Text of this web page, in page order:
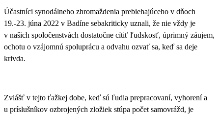
Účastníci synodálneho zhromaždenia prebiehajúceho v dňoch
19.-23. júna 2022 v Badíne sebakriticky uznali, že nie vždy je
v našich spoločenstvách dostatočne cítiť ľudskosť, úprimný záujem,
ochotu o vzájomnú spoluprácu a odvahu ozvať sa, keď sa deje
krivda.
Zvlášť v tejto ťažkej dobe, keď sú ľudia prepracovaní, vyhorení a
u príslušníkov ozbrojených zložiek stúpa počet samovrážd, je